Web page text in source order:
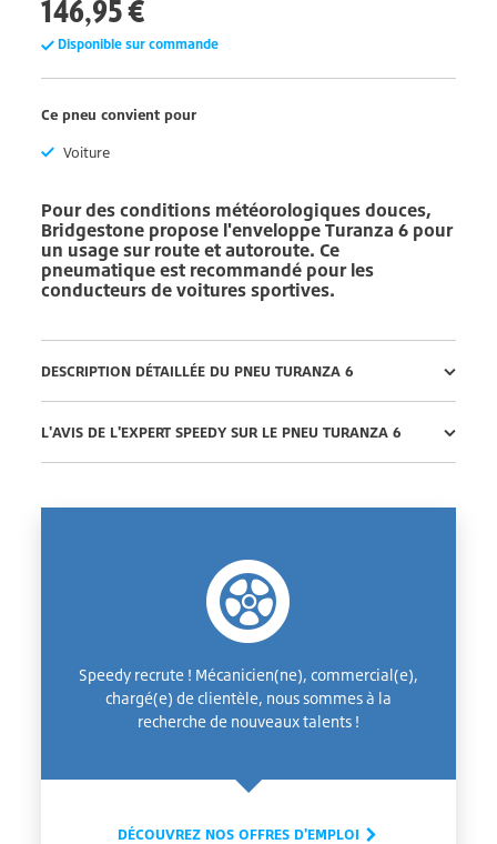
146,95 €
Disponible sur commande
Ce pneu convient pour
Voiture
Pour des conditions météorologiques douces,
Bridgestone propose l'enveloppeTuranza 6 pour
un usage sur route et autoroute. Ce
pneumatique est recommandé pour les
conducteurs de voitures sportives.
DESCRIPTION DÉTAILLÉE DU PNEU TURANZA 6
L'AVIS DE L'EXPERT SPEEDY SUR LE PNEU TURANZA 6
Speedy recrute ! Mécanicien(ne), commercial(e),
chargé(e) de clientèle, nous sommes à la
recherche de nouveaux talents !
DÉCOUVREZ NOS OFFRES D'EMPLOI